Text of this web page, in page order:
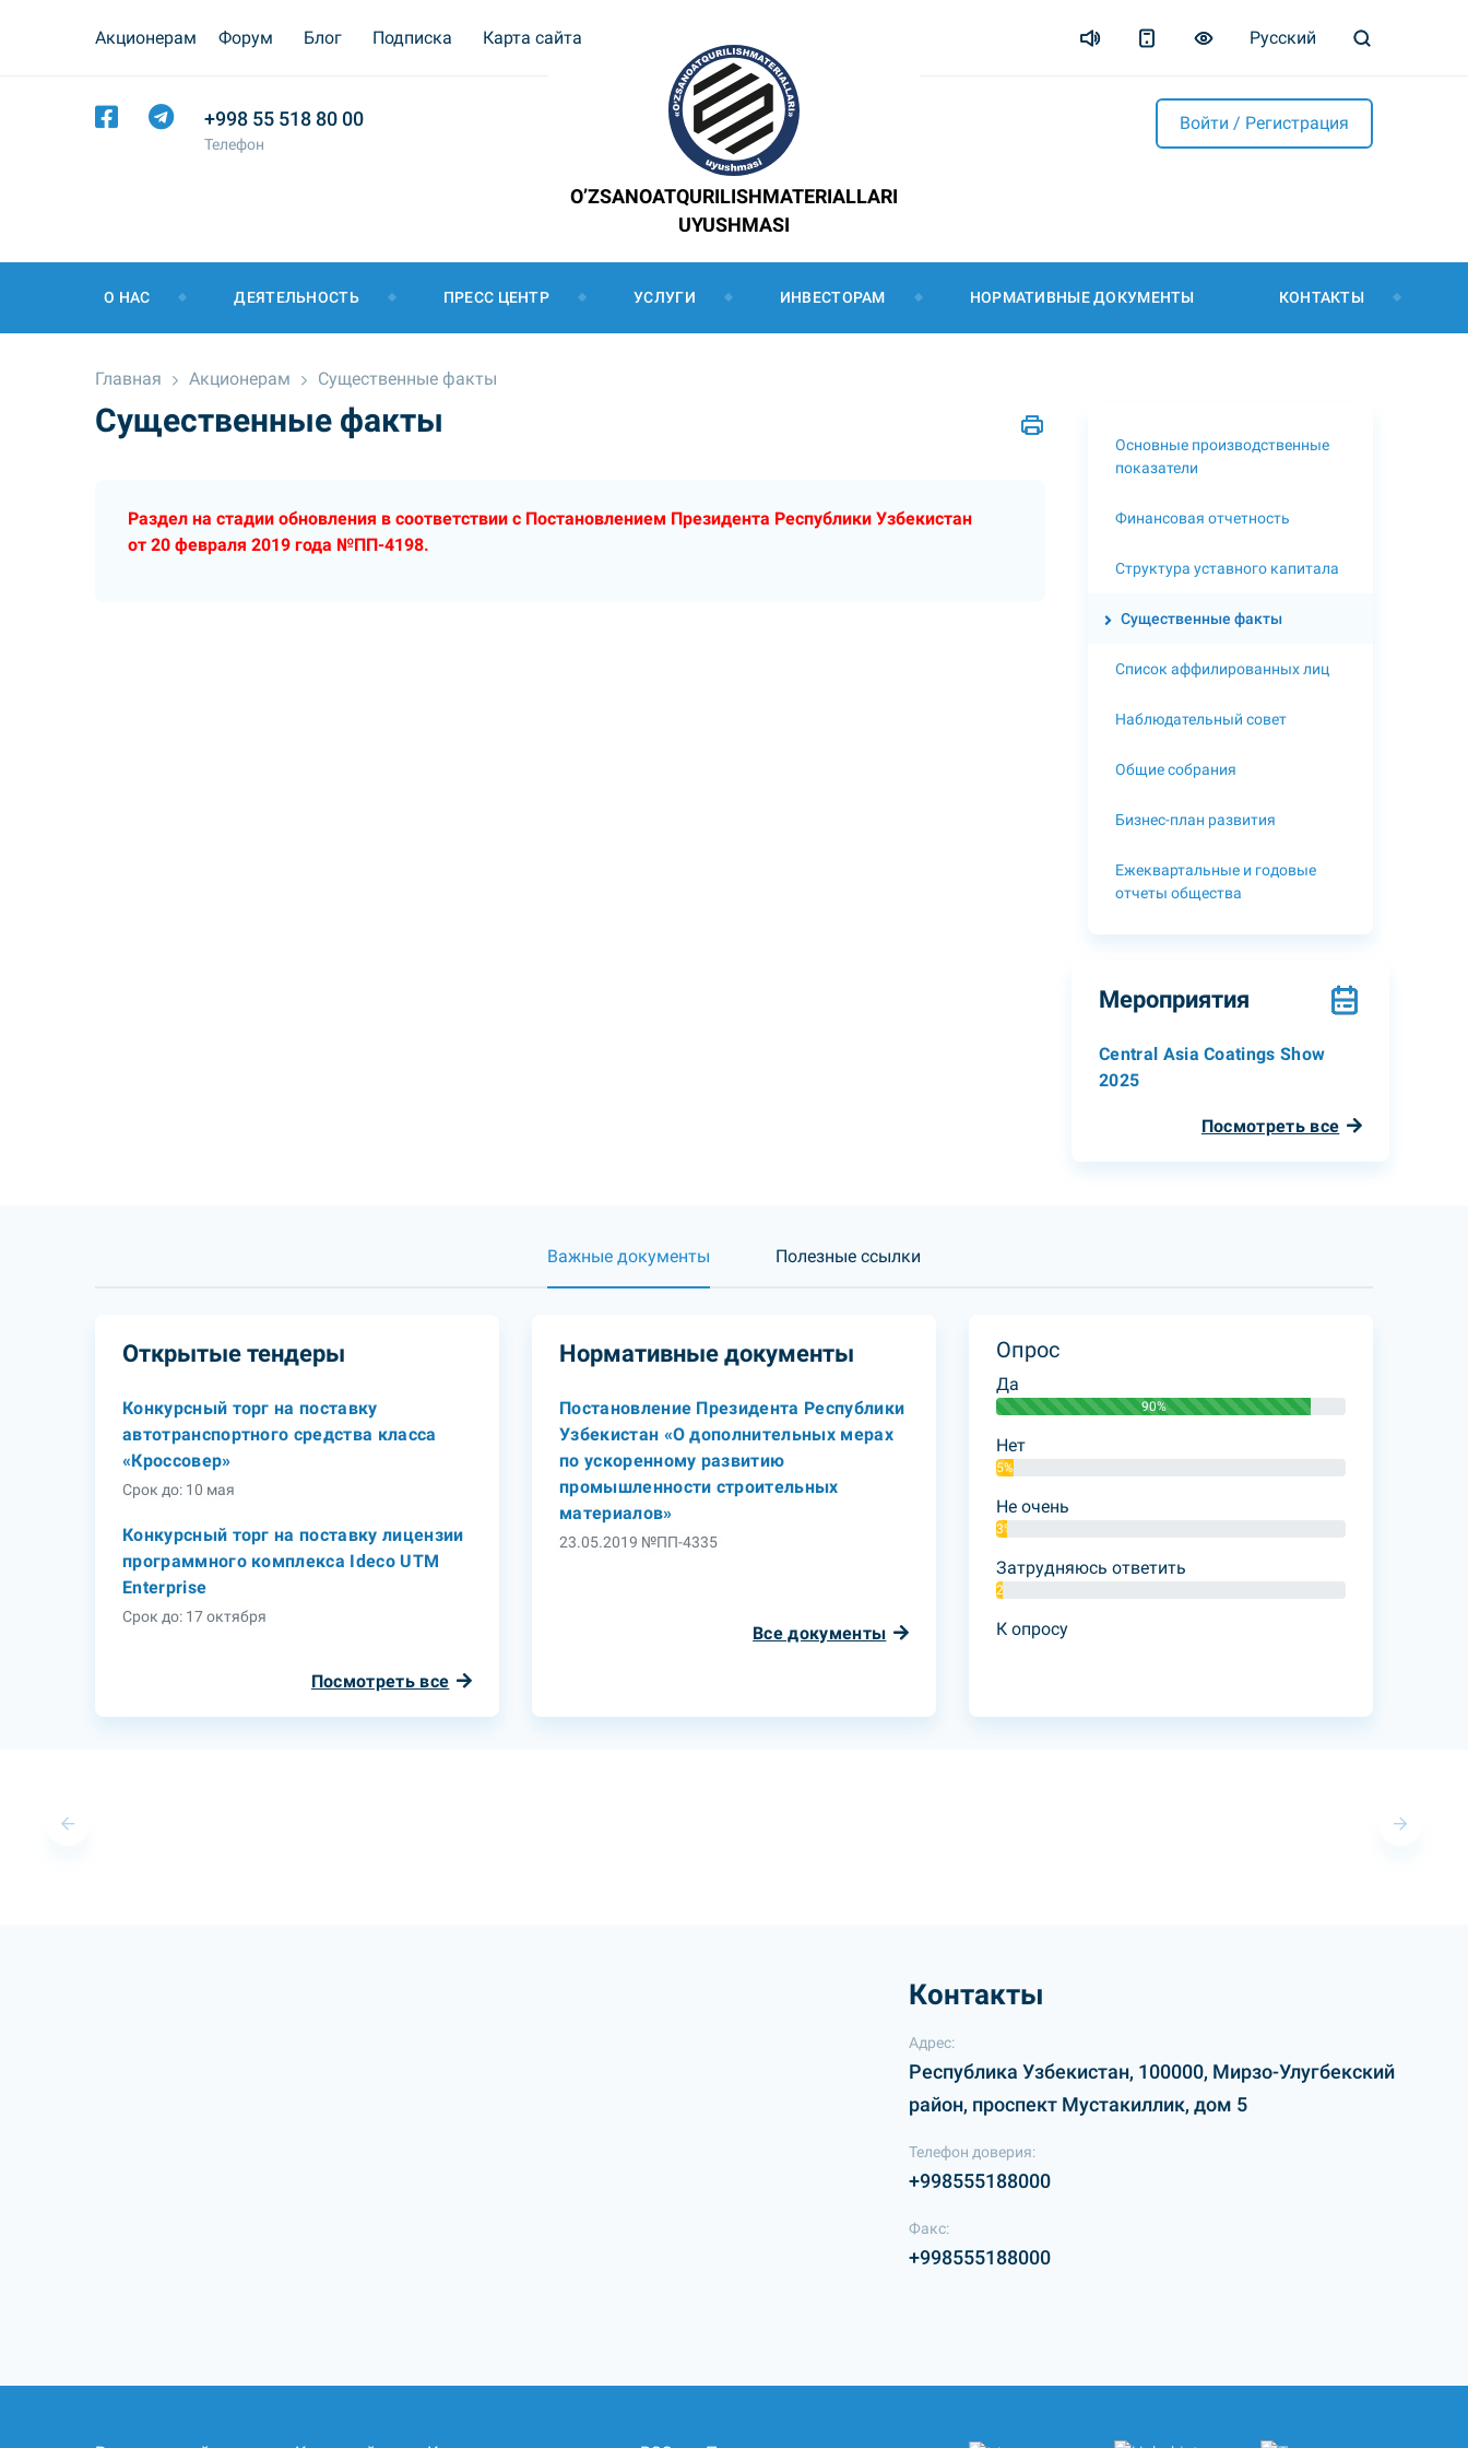
Акционерам Форум Блог Подписка Карта сайта Русский
+998 55 518 80 00
Телефон
Войти / Регистрация
O’ZSANOATQURILISHMATERIALLARI
UYUSHMASI
О НАС ДЕЯТЕЛЬНОСТЬ ПРЕСС ЦЕНТР УСЛУГИ ИНВЕСТОРАМ НОРМАТИВНЫЕ ДОКУМЕНТЫ КОНТАКТЫ
Главная Акционерам Существенные факты
Существенные факты
Раздел на стадии обновления в соответствии с Постановлением Президента Республики Узбекистан
от 20 февраля 2019 года №ПП-4198.
Основные производственные
показатели
Финансовая отчетность
Структура уставного капитала
Существенные факты
Список аффилированных лиц
Наблюдательный совет
Общие собрания
Бизнес-план развития
Ежеквартальные и годовые
отчеты общества
Мероприятия
Central Asia Coatings Show
2025
Посмотреть все
Важные документы Полезные ссылки
Открытые тендеры
Конкурсный торг на поставку
автотранспортного средства класса
«Кроссовер»
Срок до: 10 мая
Конкурсный торг на поставку лицензии
программного комплекса Ideco UTM
Enterprise
Срок до: 17 октября
Посмотреть все
Нормативные документы
Постановление Президента Республики
Узбекистан «О дополнительных мерах
по ускоренному развитию
промышленности строительных
материалов»
23.05.2019 №ПП-4335
Все документы
Опрос
Да
90%
Нет
5%
Не очень
3%
Затрудняюсь ответить
2%
К опросу
Контакты
Адрес:
Республика Узбекистан, 100000, Мирзо-Улугбекский
район, проспект Мустакиллик, дом 5
Телефон доверия:
+998555188000
Факс:
+998555188000